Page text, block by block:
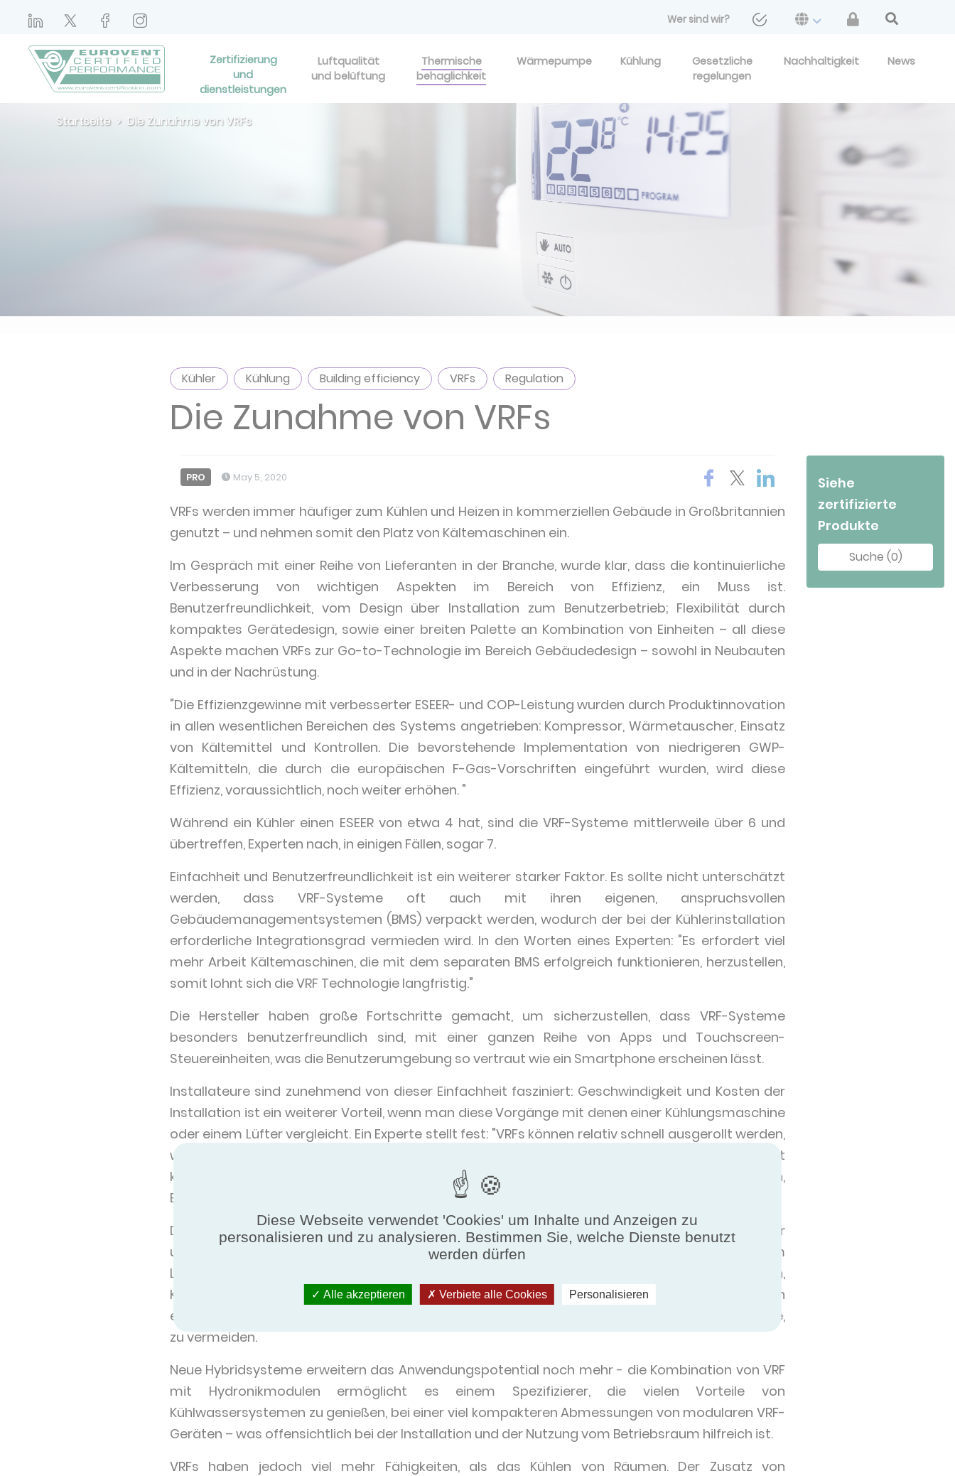
Wer sind wir?
Zertifizierung
und
dienstleistungen
Luftqualität
und belüftung
Thermische
behaglichkeit
Wärmepumpe Kühlung
Gesetzliche
regelungen
Nachhaltigkeit News
Startseite Die Zunahme von VRFs
Kühler Kühlung Building efficiency VRFs Regulation
Die Zunahme von VRFs
PRO May 5, 2020
VRFs werden immer häufiger zum Kühlen und Heizen in kommerziellen Gebäude in Großbritannien
genutzt – und nehmen somit den Platz von Kältemaschinen ein.
Im Gespräch mit einer Reihe von Lieferanten in der Branche, wurde klar, dass die kontinuierliche
Verbesserung von wichtigen Aspekten im Bereich von Effizienz, ein Muss ist.
Benutzerfreundlichkeit, vom Design über Installation zum Benutzerbetrieb; Flexibilität durch
kompaktes Gerätedesign, sowie einer breiten Palette an Kombination von Einheiten – all diese
Aspekte machen VRFs zur Go-to-Technologie im Bereich Gebäudedesign – sowohl in Neubauten
und in der Nachrüstung.
"Die Effizienzgewinne mit verbesserter ESEER- und COP-Leistung wurden durch Produktinnovation
in allen wesentlichen Bereichen des Systems angetrieben: Kompressor, Wärmetauscher, Einsatz
von Kältemittel und Kontrollen. Die bevorstehende Implementation von niedrigeren GWP-
Kältemitteln, die durch die europäischen F-Gas-Vorschriften eingeführt wurden, wird diese
Effizienz, voraussichtlich, noch weiter erhöhen. "
Während ein Kühler einen ESEER von etwa 4 hat, sind die VRF-Systeme mittlerweile über 6 und
übertreffen, Experten nach, in einigen Fällen, sogar 7.
Einfachheit und Benutzerfreundlichkeit ist ein weiterer starker Faktor. Es sollte nicht unterschätzt
werden, dass VRF-Systeme oft auch mit ihren eigenen, anspruchsvollen
Gebäudemanagementsystemen (BMS) verpackt werden, wodurch der bei der Kühlerinstallation
erforderliche Integrationsgrad vermieden wird. In den Worten eines Experten: "Es erfordert viel
mehr Arbeit Kältemaschinen, die mit dem separaten BMS erfolgreich funktionieren, herzustellen,
somit lohnt sich die VRF Technologie langfristig."
Die Hersteller haben große Fortschritte gemacht, um sicherzustellen, dass VRF-Systeme
besonders benutzerfreundlich sind, mit einer ganzen Reihe von Apps und Touchscreen-
Steuereinheiten, was die Benutzerumgebung so vertraut wie ein Smartphone erscheinen lässt.
Installateure sind zunehmend von dieser Einfachheit fasziniert: Geschwindigkeit und Kosten der
Installation ist ein weiterer Vorteil, wenn man diese Vorgänge mit denen einer Kühlungsmaschine
oder einem Lüfter vergleicht. Ein Experte stellt fest: "VRFs können relativ schnell ausgerollt werden,
wobei nur kleine Kühlrohre und einfache Kondensatrohrarbeiten montiert werden müssen. Es gibt
keine Notwendigkeit für Wasseraufbereitungsanlagen, Druckbeaufschlagung, Filtration,
Entlüftung oder viele dieser anderen Elemente bei Kältemaschinen. "
Die schiere Vielfältigkeit der Einsatzmöglichkeiten von VRFs ist ein weiterer Faktor, der
unvergleichliche Flexibilität schafft. Dazu kommt, dass die Ausrüstung in der Regel aus dem
Lagerbestand spezifiziert werden kann, im Gegensatz zu den komplizierten, im Auftrag gebauten,
Kältemaschinen – ein weiterer Vorteil für Spezifizierer. Eine VRF-Anlage kann nach und nach
eingebaut werden, was Eigentümern dabei hilft, hohe Kosten, wie etwa bei einer Kältemaschine,
zu vermeiden.
Neue Hybridsysteme erweitern das Anwendungspotential noch mehr - die Kombination von VRF
mit Hydronikmodulen ermöglicht es einem Spezifizierer, die vielen Vorteile von
Kühlwassersystemen zu genießen, bei einer viel kompakteren Abmessungen von modularen VRF-
Geräten – was offensichtlich bei der Installation und der Nutzung vom Betriebsraum hilfreich ist.
VRFs haben jedoch viel mehr Fähigkeiten, als das Kühlen von Räumen. Der Zusatz von
Siehe
zertifizierte
Produkte
Suche (0)
Diese Webseite verwendet 'Cookies' um Inhalte und Anzeigen zu
personalisieren und zu analysieren. Bestimmen Sie, welche Dienste benutzt
werden dürfen
Alle akzeptieren Verbiete alle Cookies Personalisieren